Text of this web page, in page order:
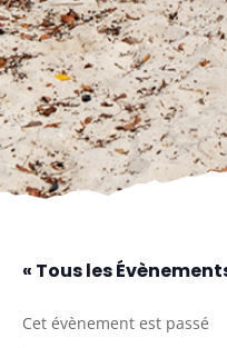
« Tous les
Cet évènement est passé